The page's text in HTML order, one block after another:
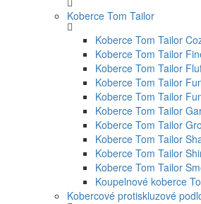
Koberce Tom Tailor
Koberce Tom Tailor
Koberce Tom Tailor
Koberce Tom Tailor
Koberce Tom Tailor
Koberce Tom Tailor
Koberce Tom Tailor
Koberce Tom Tailor
Koberce Tom Tailor
Koberce Tom Tailor
Koberce Tom Tailor
Koupelnové koberce
Kobercové protiskluzové